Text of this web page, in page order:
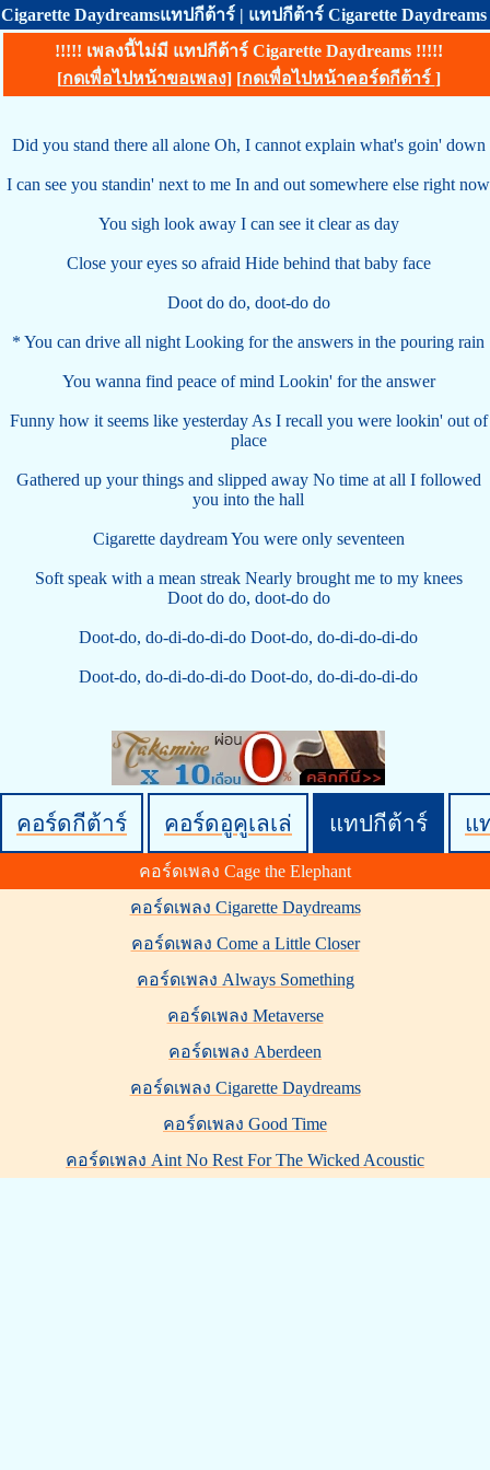
Cigarette Daydreamsแทปกีต้าร์ | แทปกีต้าร์ Cigarette Daydreams
!!!!! เพลงนี้ไม่มี แทปกีต้าร์ Cigarette Daydreams !!!!!
[กดเพื่อไปหน้าขอเพลง] [กดเพื่อไปหน้าคอร์ดกีต้าร์ ]
Did you stand there all alone Oh, I cannot explain what's goin' down
I can see you standin' next to me In and out somewhere else right now
You sigh look away I can see it clear as day
Close your eyes so afraid Hide behind that baby face
Doot do do, doot-do do
* You can drive all night Looking for the answers in the pouring rain
You wanna find peace of mind Lookin' for the answer
Funny how it seems like yesterday As I recall you were lookin' out of
place
Gathered up your things and slipped away No time at all I followed
you into the hall
Cigarette daydream You were only seventeen
Soft speak with a mean streak Nearly brought me to my knees
Doot do do, doot-do do
Doot-do, do-di-do-di-do Doot-do, do-di-do-di-do
Doot-do, do-di-do-di-do Doot-do, do-di-do-di-do
คอร์ดกีต้าร์ คอร์ดอูคูเลเล่ แทปกีต้าร์ แ
คอร์ดเพลง Cage the Elephant
คอร์ดเพลง Cigarette Daydreams
คอร์ดเพลง Come a Little Closer
คอร์ดเพลง Always Something
คอร์ดเพลง Metaverse
คอร์ดเพลง Aberdeen
คอร์ดเพลง Cigarette Daydreams
คอร์ดเพลง Good Time
คอร์ดเพลง Aint No Rest For The Wicked Acoustic